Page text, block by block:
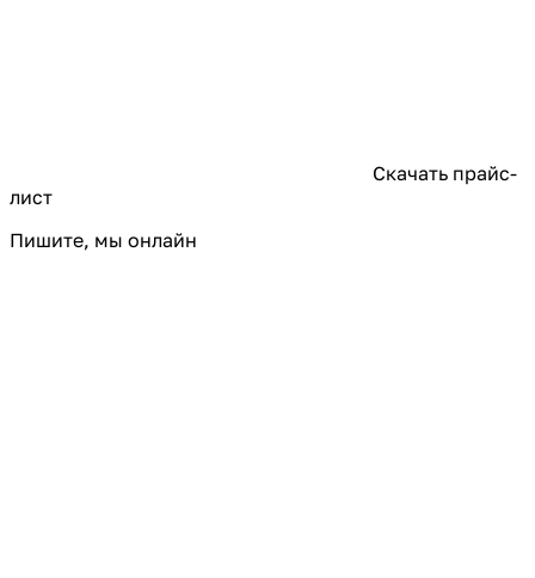
Скачать прайс-
лист
Пишите, мы онлайн